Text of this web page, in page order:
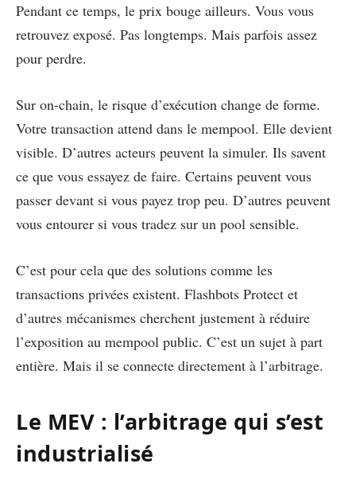
Pendant ce temps, le prix bouge ailleurs. Vous vous
retrouvez exposé. Pas longtemps. Mais parfois assez
pour perdre.
Sur on-chain, le risque d’exécution change de forme.
Votre transaction attend dans le mempool. Elle devient
visible. D’autres acteurs peuvent la simuler. Ils savent
ce que vous essayez de faire. Certains peuvent vous
passer devant si vous payez trop peu. D’autres peuvent
vous entourer si vous tradez sur un pool sensible.
C’est pour cela que des solutions comme les
transactions privées existent. Flashbots Protect et
d’autres mécanismes cherchent justement à réduire
l’exposition au mempool public. C’est un sujet à part
entière. Mais il se connecte directement à l’arbitrage.
Le MEV : l’arbitrage qui s’est
industrialisé